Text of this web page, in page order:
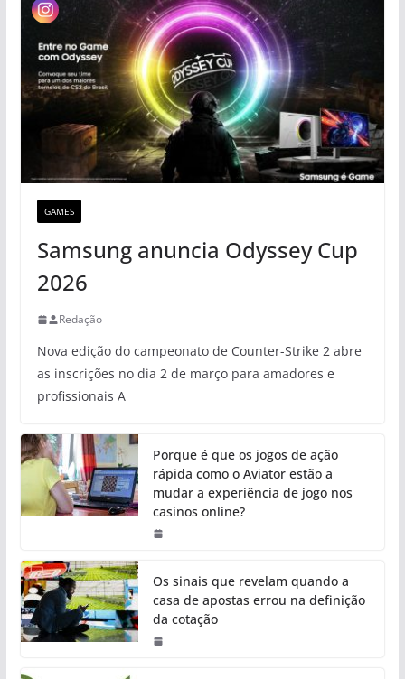
GAMES
Samsung anuncia Odyssey Cup
2026
Redação
Nova edição do campeonato de Counter-Strike 2 abre
as inscrições no dia 2 de março para amadores e
profissionais A
Porque é que os jogos de ação
rápida como o Aviator estão a
mudar a experiência de jogo nos
casinos online?
Os sinais que revelam quando a
casa de apostas errou na definição
da cotação